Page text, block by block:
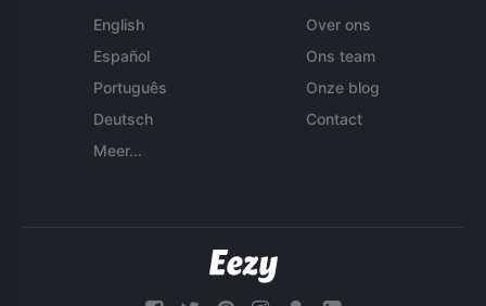
English
Español
Português
Deutsch
Meer...
Over ons
Ons team
Onze blog
Contact